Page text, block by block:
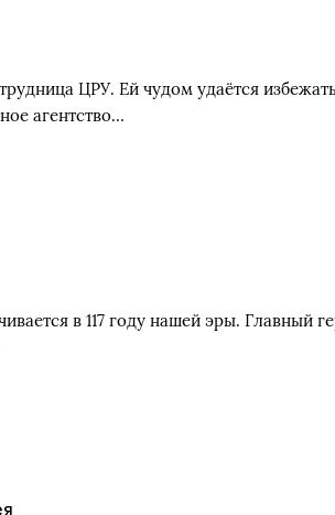
ЦРУ. Ей чудом удаётся избежать
агентство…
в 117 году нашей эры. Главный